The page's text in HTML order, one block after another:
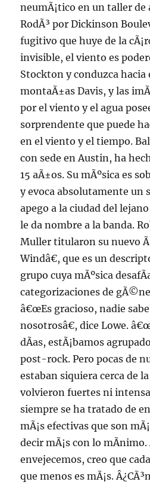
neumÃ¡tico en un taller de
RodÃ³ por Dickinson
fugitivo que huye de la
invisible, el viento es
Stockton y conduzca hacia
montaÃ±as Davis, y las
por el viento y el agua
sorprendente que puede
en el viento y el tiempo.
con sede en Austin, ha
15 aÃ±os. Su mÃºsica es
y evoca absolutamente un
apego a la ciudad del
le da nombre a la banda.
Muller titularon su nuevo
Windâ€, que es un
grupo cuya mÃºsica
categorizaciones de
â€œEs gracioso, nadie
nosotrosâ€, dice Lowe.
dÃ­as, estÃ¡bamos
post-rock. Pero pocas de
estaban siquiera cerca de
volvieron fuertes ni
siempre se ha tratado de
mÃ¡s efectivas que son
decir mÃ¡s con lo mÃ­nimo.
envejecemos, creo que
que menos es mÃ¡s.